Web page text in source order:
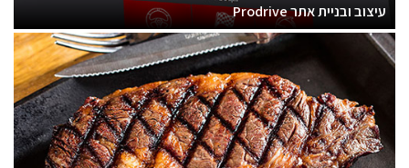
עיצוב ובניית אתר Prodrive